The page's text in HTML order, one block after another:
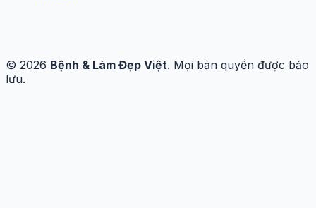
© 2026 Bệnh & Làm Đẹp Việt. Mọi bản quyền được bảo
lưu.